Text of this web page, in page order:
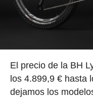
El precio de la BH
los 4.899,9 € hasta
dejamos los